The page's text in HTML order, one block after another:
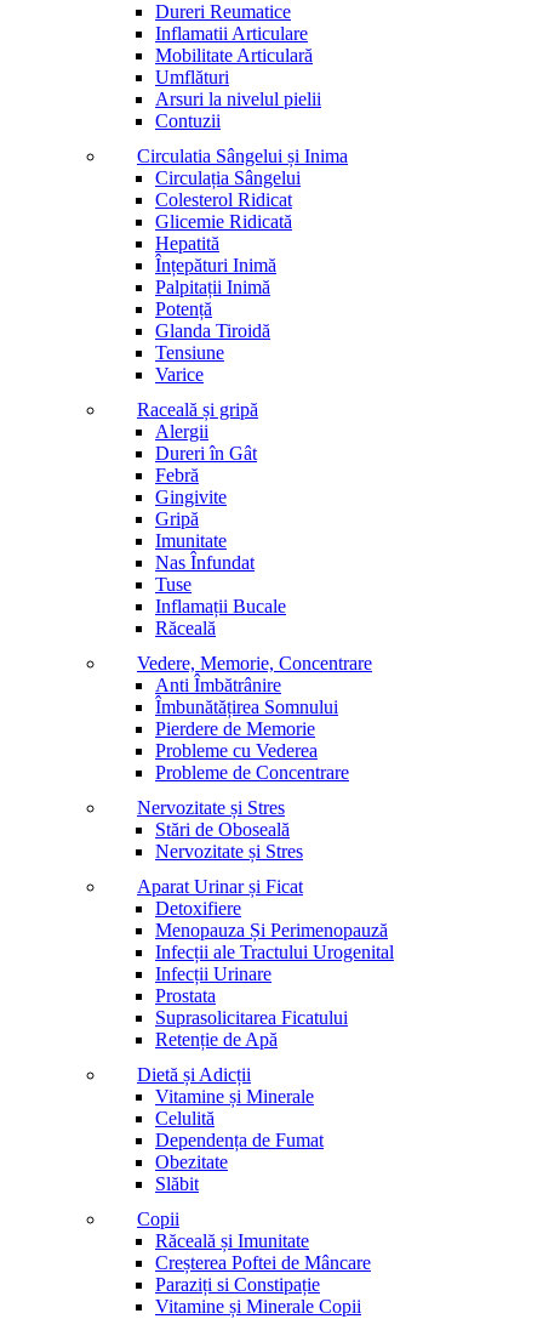
Dureri Reumatice
Inflamatii Articulare
Mobilitate Articulară
Umflături
Arsuri la nivelul pielii
Contuzii
Circulatia Sângelui și Inima
Circulația Sângelui
Colesterol Ridicat
Glicemie Ridicată
Hepatită
Înțepături Inimă
Palpitații Inimă
Potență
Glanda Tiroidă
Tensiune
Varice
Raceală și gripă
Alergii
Dureri în Gât
Febră
Gingivite
Gripă
Imunitate
Nas Înfundat
Tuse
Inflamații Bucale
Răceală
Vedere, Memorie, Concentrare
Anti Îmbătrânire
Îmbunătățirea Somnului
Pierdere de Memorie
Probleme cu Vederea
Probleme de Concentrare
Nervozitate și Stres
Stări de Oboseală
Nervozitate și Stres
Aparat Urinar și Ficat
Detoxifiere
Menopauza Și Perimenopauză
Infecții ale Tractului Urogenital
Infecții Urinare
Prostata
Suprasolicitarea Ficatului
Retenție de Apă
Dietă și Adicții
Vitamine și Minerale
Celulită
Dependența de Fumat
Obezitate
Slăbit
Copii
Răceală și Imunitate
Creșterea Poftei de Mâncare
Paraziți si Constipație
Vitamine și Minerale Copii